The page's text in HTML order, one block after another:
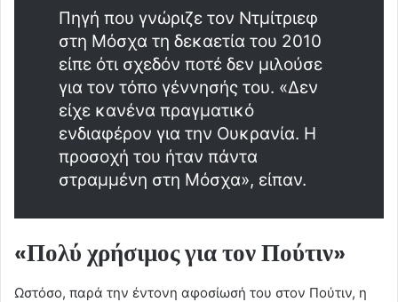
Πηγή που γνώριζε τον Ντμίτριεφ
στη Μόσχα τη δεκαετία του 2010
είπε ότι σχεδόν ποτέ δεν μιλούσε
για τον τόπο γέννησής του. «Δεν
είχε κανένα πραγματικό
ενδιαφέρον για την Ουκρανία. Η
προσοχή του ήταν πάντα
στραμμένη στη Μόσχα», είπαν.
«Πολύ χρήσιμος για τον Πούτιν»
Ωστόσο, παρά την έντονη αφοσίωσή του στον Πούτιν, η